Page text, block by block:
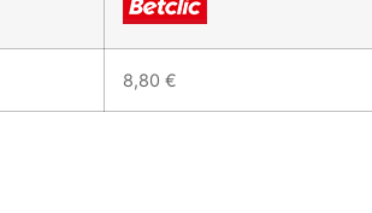
8,80 €